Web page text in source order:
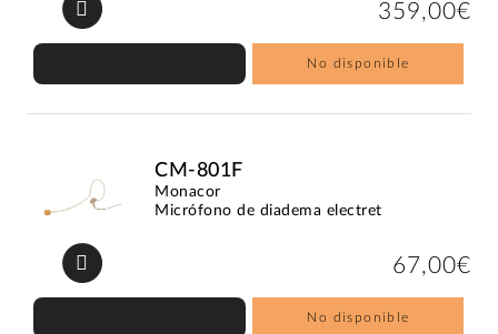
359,00€
No disponible
CM-801F
Monacor
Micrófono de diadema electret
67,00€
No disponible